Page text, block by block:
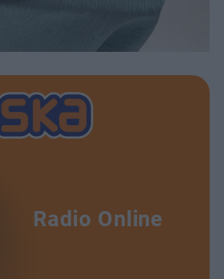
Radio Online